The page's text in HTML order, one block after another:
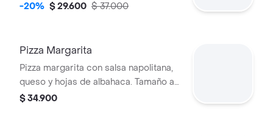
-20% $ 29.600 $ 37.000
Pizza Margarita
Pizza margarita con salsa napolitana,
queso y hojas de albahaca. Tamaño a
elección
$ 34.900